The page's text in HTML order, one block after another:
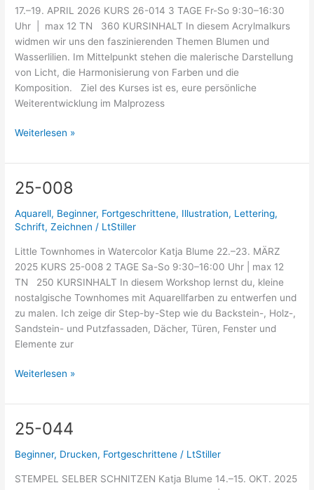
17.–19. APRIL 2026 KURS 26-014 3 TAGE Fr-So 9:30–16:30
Uhr | max 12 TN 360 KURSINHALT In diesem Acrylmalkurs
widmen wir uns den faszinierenden Themen Blumen und
Wasserlilien. Im Mittelpunkt stehen die malerische Darstellung
von Licht, die Harmonisierung von Farben und die
Komposition. Ziel des Kurses ist es, eure persönliche
Weiterentwicklung im Malprozess
Weiterlesen »
25-008
Aquarell, Beginner, Fortgeschrittene, Illustration, Lettering,
Schrift,Zeichnen / LtStiller
Little Townhomes in Watercolor Katja Blume 22.–23. MÄRZ
2025 KURS 25-008 2 TAGE Sa-So 9:30–16:00 Uhr | max 12
TN 250 KURSINHALT In diesem Workshop lernst du, kleine
nostalgische Townhomes mit Aquarellfarben zu entwerfen und
zu malen. Ich zeige dir Step-by-Step wie du Backstein-, Holz-,
Sandstein- und Putzfassaden, Dächer, Türen, Fenster und
Elemente zur
25-
Weiterlesen »
25-044
Beginner, Drucken, Fortgeschrittene / LtStiller
STEMPEL SELBER SCHNITZEN Katja Blume 14.–15. OKT. 2025
25-